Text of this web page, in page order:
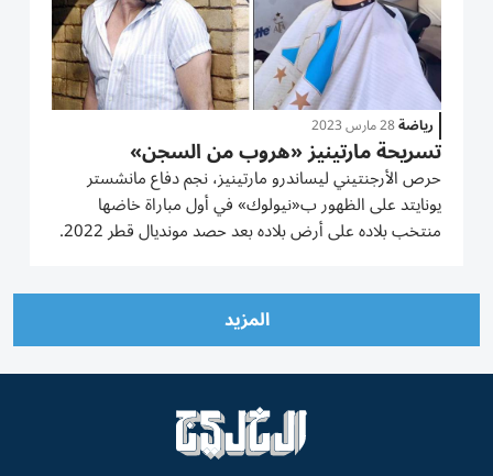
رياضة28 مارس 2023
تسريحة مارتينيز «هروب من السجن»
حرص الأرجنتيني ليساندرو مارتينيز، نجم دفاع مانشستر
يونايتد على الظهور ب«نيولوك» في أول مباراة خاضها
منتخب بلاده على أرض بلاده بعد حصد مونديال قطر 2022.
المزيد